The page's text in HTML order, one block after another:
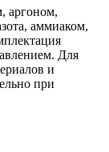
аргоном,
аммиаком,
Для
и
при